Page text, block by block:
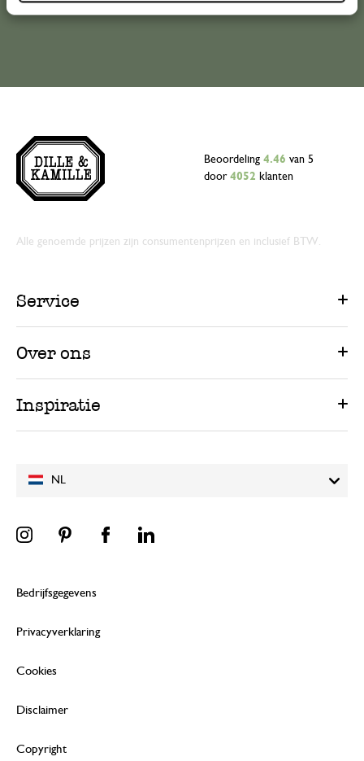
NL
Beoordeling 4.46 van 5
door 4052 klanten
Alle genoemde prijzen zijn consumentenprijzen en inclusief BTW.
Service
Over ons
Inspiratie
Bedrijfsgegevens
Privacyverklaring
Cookies
Disclaimer
Copyright